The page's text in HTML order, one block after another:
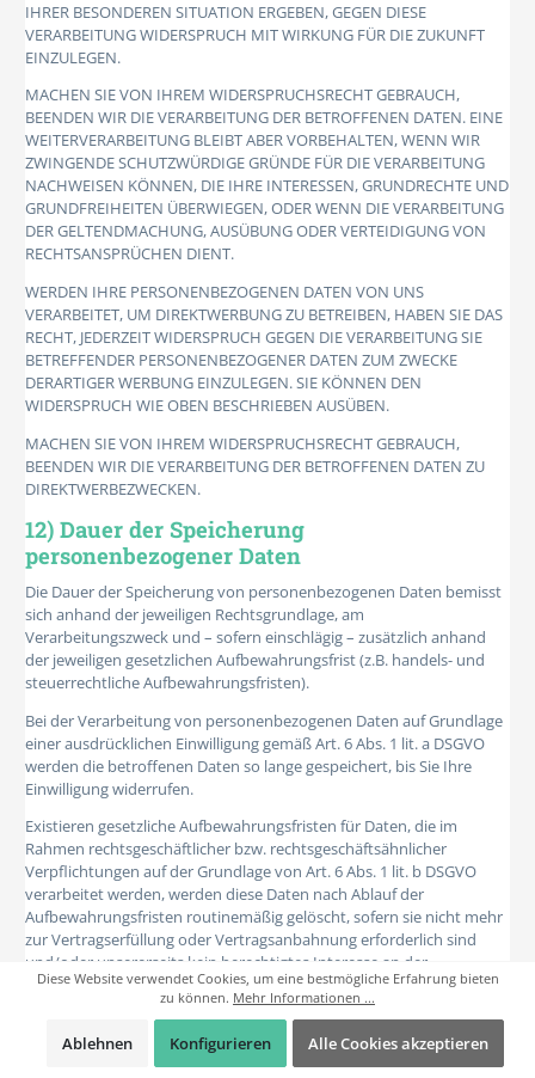
IHRER BESONDEREN SITUATION ERGEBEN, GEGEN DIESE
VERARBEITUNG WIDERSPRUCH MIT WIRKUNG FÜR DIE ZUKUNFT
EINZULEGEN.
MACHEN SIE VON IHREM WIDERSPRUCHSRECHT GEBRAUCH,
BEENDEN WIR DIE VERARBEITUNG DER BETROFFENEN DATEN. EINE
WEITERVERARBEITUNG BLEIBT ABER VORBEHALTEN, WENN WIR
ZWINGENDE SCHUTZWÜRDIGE GRÜNDE FÜR DIE VERARBEITUNG
NACHWEISEN KÖNNEN, DIE IHRE INTERESSEN, GRUNDRECHTE UND
GRUNDFREIHEITEN ÜBERWIEGEN, ODER WENN DIE VERARBEITUNG
DER GELTENDMACHUNG, AUSÜBUNG ODER VERTEIDIGUNG VON
RECHTSANSPRÜCHEN DIENT.
WERDEN IHRE PERSONENBEZOGENEN DATEN VON UNS
VERARBEITET, UM DIREKTWERBUNG ZU BETREIBEN, HABEN SIE DAS
RECHT, JEDERZEIT WIDERSPRUCH GEGEN DIE VERARBEITUNG SIE
BETREFFENDER PERSONENBEZOGENER DATEN ZUM ZWECKE
DERARTIGER WERBUNG EINZULEGEN. SIE KÖNNEN DEN
WIDERSPRUCH WIE OBEN BESCHRIEBEN AUSÜBEN.
MACHEN SIE VON IHREM WIDERSPRUCHSRECHT GEBRAUCH,
BEENDEN WIR DIE VERARBEITUNG DER BETROFFENEN DATEN ZU
DIREKTWERBEZWECKEN.
12) Dauer der Speicherung
personenbezogener Daten
Die Dauer der Speicherung von personenbezogenen Daten bemisst
sich anhand der jeweiligen Rechtsgrundlage, am
Verarbeitungszweck und – sofern einschlägig – zusätzlich anhand
der jeweiligen gesetzlichen Aufbewahrungsfrist (z.B. handels- und
steuerrechtliche Aufbewahrungsfristen).
Bei der Verarbeitung von personenbezogenen Daten auf Grundlage
einer ausdrücklichen Einwilligung gemäß Art. 6 Abs. 1 lit. a DSGVO
werden die betroffenen Daten so lange gespeichert, bis Sie Ihre
Einwilligung widerrufen.
Existieren gesetzliche Aufbewahrungsfristen für Daten, die im
Rahmen rechtsgeschäftlicher bzw. rechtsgeschäftsähnlicher
Verpflichtungen auf der Grundlage von Art. 6 Abs. 1 lit. b DSGVO
verarbeitet werden, werden diese Daten nach Ablauf der
Aufbewahrungsfristen routinemäßig gelöscht, sofern sie nicht mehr
zur Vertragserfüllung oder Vertragsanbahnung erforderlich sind
und/oder unsererseits kein berechtigtes Interesse an der
Weiterspeicherung fortbesteht.
Bei der Verarbeitung von personenbezogenen Daten auf Grundlage
von Art. 6 Abs. 1 lit. f DSGVO werden diese Daten so lange
gespeichert, bis Sie Ihr Widerspruchsrecht nach Art. 21 Abs. 1 DSGVO
Diese Website verwendet Cookies, um eine bestmögliche Erfahrung bieten
zu können. Mehr Informationen ...
Ablehnen Konfigurieren Alle Cookies akzeptieren